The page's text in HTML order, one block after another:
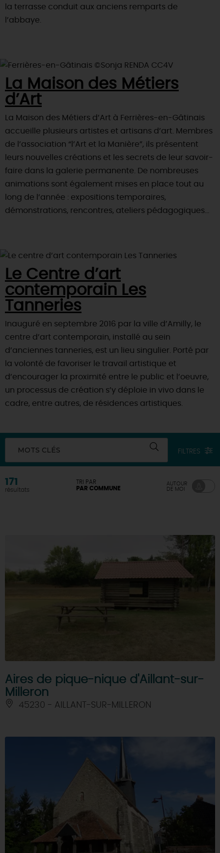
la terrasse conduit aux anciens remparts de
l’abbaye.
La Maison des Métiers
d’Art
La Maison des Métiers d’Art à Ferrières-en-Gâtinais
accueille plusieurs artistes et artisans d’art. Membres
de l’association “l’Art et la Manière”, ils présentent
leurs nouvelles créations et les secrets de leur savoir-
faire dans la galerie permanente. De nombreuses
animations sont également mises en place tout au
long de l’année : expositions temporaires,
démonstrations, rencontres, ateliers pédagogiques…
Le Centre d’art
contemporain Les
Tanneries
Inauguré en septembre 2016 par la ville d’Amilly, le
centre d’art contemporain, installé au sein
d’anciennes tanneries, est un lieu singulier. Porté par
la volonté de favoriser le travail artistique et
d’encourager la proximité entre le public et l’oeuvre,
un processus de création s’y déploie in vivo dans le
cadre, entre autres, de résidences artistiques.
MOTS CLÉS FILTRES
171
résultats
TRI PAR
PAR COMMUNE
AUTOUR
DE MOI
Aires de pique-nique d'Aillant-sur-
Milleron
45230 - AILLANT-SUR-MILLERON